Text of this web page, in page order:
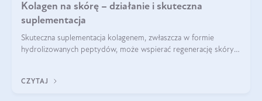
Kolagen na skórę – działanie i skuteczna
suplementacja
Skuteczna suplementacja kolagenem, zwłaszcza w formie
hydrolizowanych peptydów, może wspierać regenerację skóry i
CZYTAJ